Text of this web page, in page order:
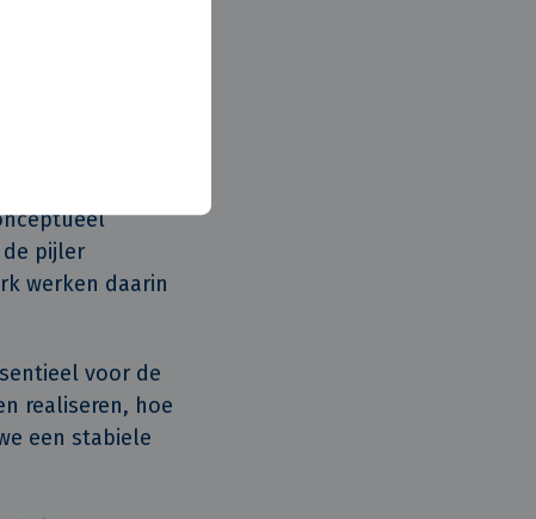
verloopt
de pijler
werken daarin
voor de
realiseren, hoe
een stabiele